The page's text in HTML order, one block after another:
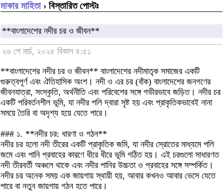
মাকার মাহিতা› বিস্তারিত পোস্টঃ
**বাংলাদেশের নদীর চর ও জীবন**
২৬ শে মার্চ, ২০২৫ বিকাল ৪:৫১
**বাংলাদেশের নদীর চর ও জীবন** বাংলাদেশের নদীমাতৃক সমাজের একটি
গুরুত্বপূর্ণ এবং ঐতিহাসিক অংশ। নদী ও এর চর (বাঁক) বাংলাদেশের জনগণের
জীবনযাত্রা, সংস্কৃতি, অর্থনীতি এবং পরিবেশের সঙ্গে গভীরভাবে জড়িত। নদীর চর
একটি পরিবর্তনশীল ভূমি, যা নদীর পলি দ্বারা সৃষ্ট হয় এবং প্রাকৃতিকভাবেই নানা
সময়ে তৈরি বা অদৃশ্য হয়ে যেতে পারে।
### ১. **নদীর চর: ধারণা ও গঠন**
নদীর চর হলো নদী তীরের একটি প্রাকৃতিক জমি, যা নদীর স্রোতের মাধ্যমে পলি
জমে এবং পানি প্রবাহের কারণে ধীরে ধীরে ভূমি গঠিত হয়। এই চরগুলো সাধারণত
নদী তীরবর্তী অঞ্চলে থাকে এবং নদীর পানির উচ্চতা ও প্রবাহের সঙ্গে সম্পর্কিত।
নদীর চর অনেক সময় এক জায়গায় স্থায়ী হয়, আবার কখনও আবার ভেসে যেতে
পারে বা নতুন জায়গায় গঠন হতে পারে।